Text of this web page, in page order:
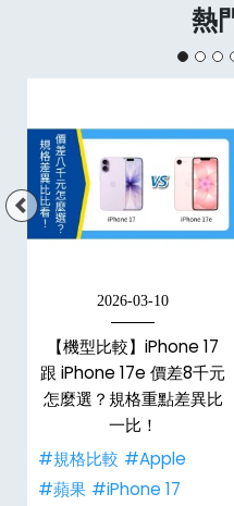
熱
2026-03-10
【機型比較】iPhone 17
跟 iPhone 17e 價差8千元
怎麼選？規格重點差異比
一比！
#規格比較 #Apple
#蘋果 #iPhone 17